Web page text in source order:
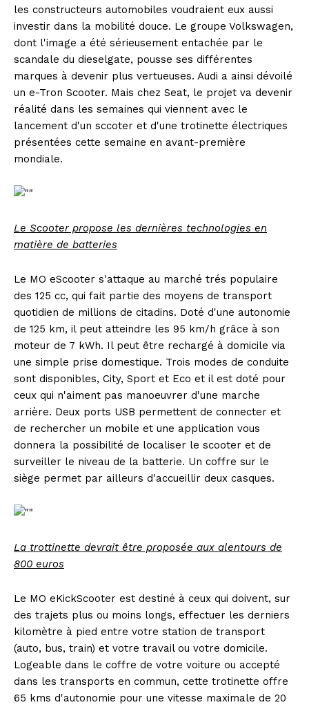
les constructeurs automobiles voudraient eux aussi
investir dans la mobilité douce. Le groupe Volkswagen,
dont l'image a été sérieusement entachée par le
scandale du dieselgate, pousse ses différentes
marques à devenir plus vertueuses. Audi a ainsi dévoilé
un e-Tron Scooter. Mais chez Seat, le projet va devenir
réalité dans les semaines qui viennent avec le
lancement d'un sccoter et d'une trotinette électriques
présentées cette semaine en avant-première
mondiale.
Le Scooter propose les dernières technologies en
matière de batteries
Le MO eScooter s'attaque au marché trés populaire
des 125 cc, qui fait partie des moyens de transport
quotidien de millions de citadins. Doté d'une autonomie
de 125 km, il peut atteindre les 95 km/h grâce à son
moteur de 7 kWh. Il peut être rechargé à domicile via
une simple prise domestique. Trois modes de conduite
sont disponibles, City, Sport et Eco et il est doté pour
ceux qui n'aiment pas manoeuvrer d'une marche
arrière. Deux ports USB permettent de connecter et
de rechercher un mobile et une application vous
donnera la possibilité de localiser le scooter et de
surveiller le niveau de la batterie. Un coffre sur le
siège permet par ailleurs d'accueillir deux casques.
La trottinette devrait être proposée aux alentours de
800 euros
Le MO eKickScooter est destiné à ceux qui doivent, sur
des trajets plus ou moins longs, effectuer les derniers
kilomètre à pied entre votre station de transport
(auto, bus, train) et votre travail ou votre domicile.
Logeable dans le coffre de votre voiture ou accepté
dans les transports en commun, cette trotinette offre
65 kms d'autonomie pour une vitesse maximale de 20